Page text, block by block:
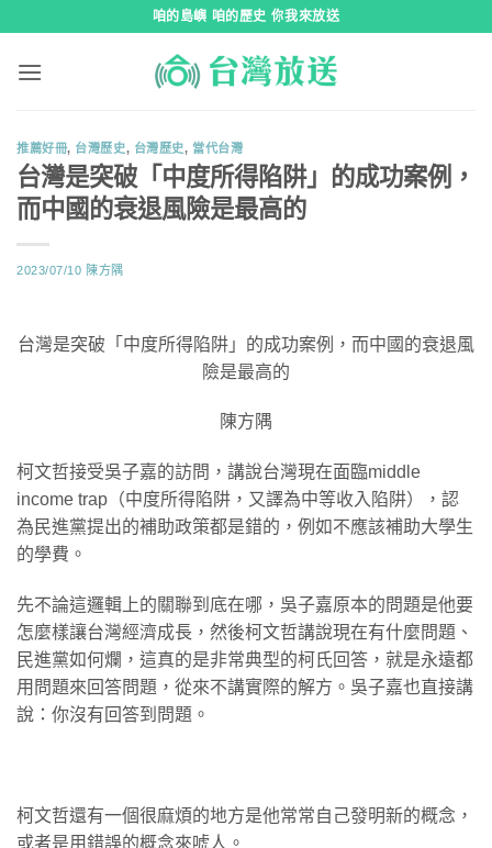
咱的島嶼 咱的歷史 你我來放送
推薦好冊, 台灣歷史, 台灣歷史, 當代台灣
台灣是突破「中度所得陷阱」的成功案例，
而中國的衰退風險是最高的
2023/07/10 陳方隅
台灣是突破「中度所得陷阱」的成功案例，而中國的衰退風
險是最高的
陳方隅
柯文哲接受吳子嘉的訪問，講說台灣現在面臨middle
income trap（中度所得陷阱，又譯為中等收入陷阱），認
為民進黨提出的補助政策都是錯的，例如不應該補助大學生
的學費。
先不論這邏輯上的關聯到底在哪，吳子嘉原本的問題是他要
怎麼樣讓台灣經濟成長，然後柯文哲講說現在有什麼問題、
民進黨如何爛，這真的是非常典型的柯氏回答，就是永遠都
用問題來回答問題，從來不講實際的解方。吳子嘉也直接講
說：你沒有回答到問題。
柯文哲還有一個很麻煩的地方是他常常自己發明新的概念，
或者是用錯誤的概念來唬人。